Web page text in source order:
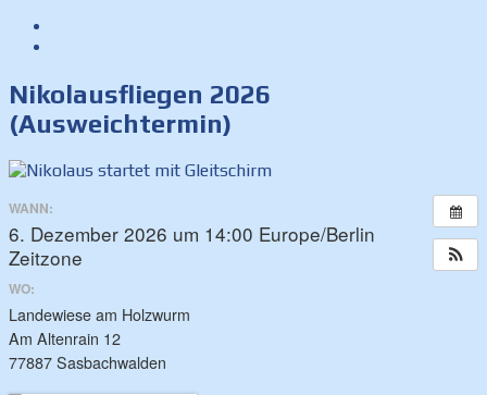
Nikolausfliegen 2026
(Ausweichtermin)
WANN:
6. Dezember 2026 um 14:00 Europe/Berlin
Zeitzone
WO:
Landewiese am Holzwurm
Am Altenrain 12
77887 Sasbachwalden